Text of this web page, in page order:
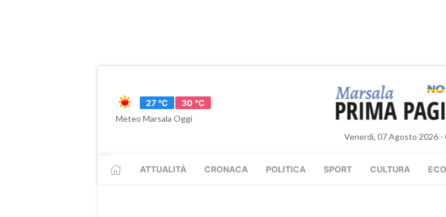
27 °C
30 °C
Meteo Marsala Oggi
Venerdì, 07 Agosto 2026 -
ATTUALITÀ CRONACA POLITICA SPORT CULTURA